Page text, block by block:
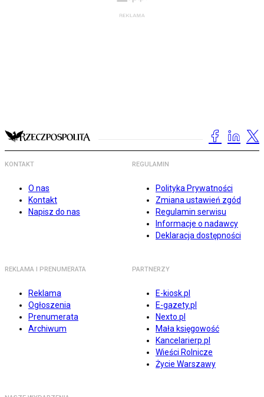
KONTAKT
O nas
Kontakt
Napisz do nas
REGULAMIN
Polityka Prywatności
Zmiana ustawień zgód
Regulamin serwisu
Informacje o nadawcy
Deklaracja dostępności
REKLAMA I PRENUMERATA
Reklama
Ogłoszenia
Prenumerata
Archiwum
PARTNERZY
E-kiosk.pl
E-gazety.pl
Nexto.pl
Mała księgowość
Kancelarierp.pl
Wieści Rolnicze
Życie Warszawy